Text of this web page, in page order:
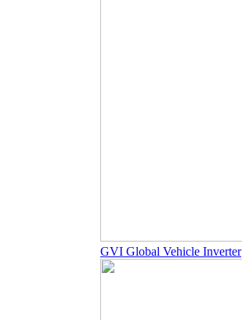
GVI Global Vehicle Inverter